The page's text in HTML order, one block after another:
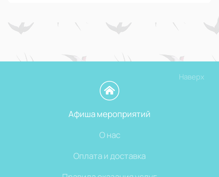
Наверх
Афиша мероприятий
О нас
Оплата и доставка